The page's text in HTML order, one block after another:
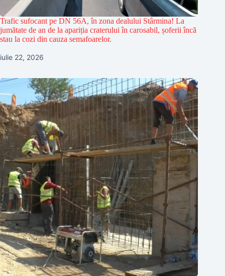
Trafic sufocant pe DN 56A, în zona dealului Stârmina! La
jumătate de an de la apariția craterului în carosabil, șoferii încă
stau la cozi din cauza semafoarelor.
iulie 22, 2026